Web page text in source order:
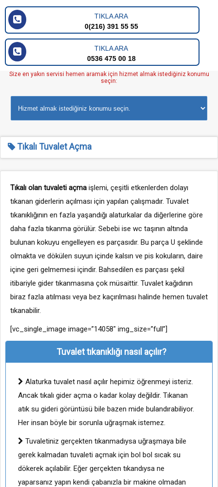
TIKLA ARA
0(216) 391 55 55
TIKLA ARA
0536 475 00 18
Size en yakın servisi hemen aramak için hizmet almak istediğiniz konumu
seçin:
Tıkalı Tuvalet Açma
Tıkalı olan tuvaleti açma işlemi, çeşitli etkenlerden dolayı
tıkanan giderlerin açılması için yapılan çalışmadır. Tuvalet
tıkanıklığının en fazla yaşandığı alaturkalar da diğerlerine göre
daha fazla tıkanma görülür. Sebebi ise wc taşının altında
bulunan kokuyu engelleyen es parçasıdır. Bu parça U şeklinde
olmakta ve dökülen suyun içinde kalsın ve pis kokuların, daire
içine geri gelmemesi içindir. Bahsedilen es parçası şekil
itibariyle gider tıkanmasına çok müsaittir. Tuvalet kağıdının
biraz fazla atılması veya bez kaçırılması halinde hemen tuvalet
tıkanabilir.
[vc_single_image image=”14058″ img_size=”full”]
Tuvalet tıkanıklığı nasıl açılır?
Alaturka tuvalet nasıl açılır hepimiz öğrenmeyi isteriz.
Ancak tıkalı gider açma o kadar kolay değildir. Tıkanan
atık su gideri görüntüsü bile bazen mide bulandırabiliyor.
Her insan böyle bir sorunla uğraşmak istemez.
Tuvaletiniz gerçekten tıkanmadıysa uğraşmaya bile
gerek kalmadan tuvaleti açmak için bol bol sıcak su
dökerek açılabilir. Eğer gerçekten tıkandıysa ne
yaparsanız yapın kendi çabanızla bir makine olmadan